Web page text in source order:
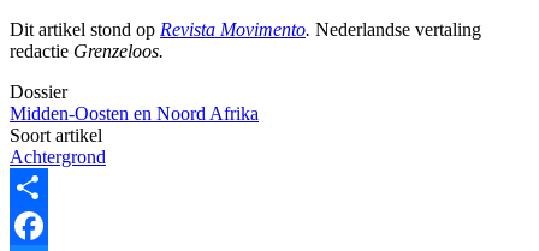
Dit artikel stond op Revista Movimento. Nederlandse vertaling
redactie Grenzeloos.
Dossier
Midden-Oosten en Noord Afrika
Soort artikel
Achtergrond
Share